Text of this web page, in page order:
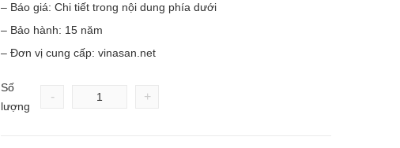
– Báo giá: Chi tiết trong nội dung phía dưới
– Bảo hành: 15 năm
– Đơn vị cung cấp: vinasan.net
Số
lượng
- +